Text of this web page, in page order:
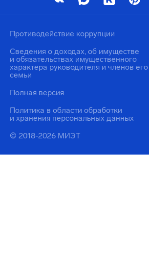
© 2018-2026 МИЭТ
Политика в области обработки
и хранения персональных данных
Противодействие коррупции
Сведения о доходах, об имуществе
и обязательствах имущественного
характера руководителя и членов его
семьи
Полная версия